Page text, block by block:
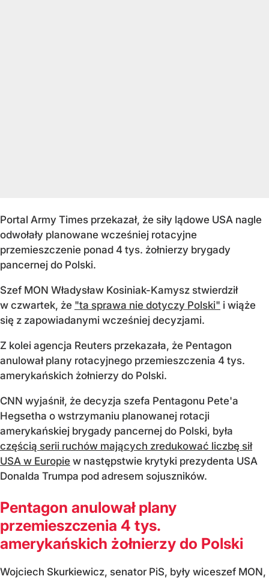
Portal Army Times przekazał, że siły lądowe USA nagle
odwołały planowane wcześniej rotacyjne
przemieszczenie ponad 4 tys. żołnierzy brygady
pancernej do Polski.
Szef MON Władysław Kosiniak-Kamysz stwierdził
w czwartek, że "ta sprawa nie dotyczy Polski" i wiąże
się z zapowiadanymi wcześniej decyzjami.
Z kolei agencja Reuters przekazała, że Pentagon
anulował plany rotacyjnego przemieszczenia 4 tys.
amerykańskich żołnierzy do Polski.
CNN wyjaśnił, że decyzja szefa Pentagonu Pete'a
Hegsetha o wstrzymaniu planowanej rotacji
amerykańskiej brygady pancernej do Polski, była
częścią serii ruchów mających zredukować liczbę sił
USA w Europie w następstwie krytyki prezydenta USA
Donalda Trumpa pod adresem sojuszników.
Pentagon anulował plany
przemieszczenia 4 tys.
amerykańskich żołnierzy do Polski
Wojciech Skurkiewicz, senator PiS, były wiceszef MON,